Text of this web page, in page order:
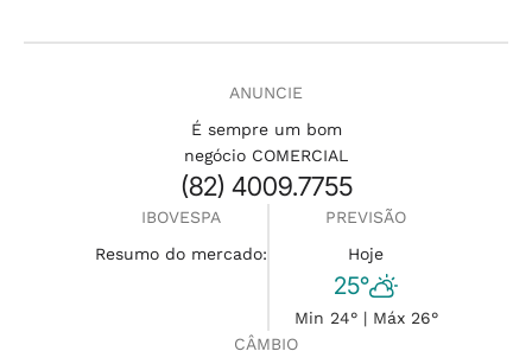
ANUNCIE
É sempre um bom
negócio COMERCIAL
(82) 4009.7755
IBOVESPA
Resumo do mercado:
PREVISÃO
Hoje
25°
Min 24° | Máx 26°
CÂMBIO